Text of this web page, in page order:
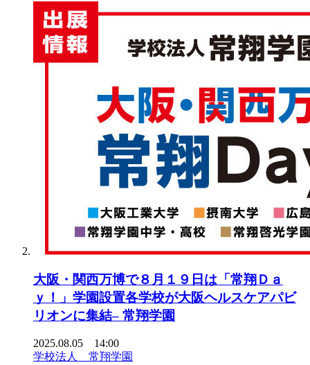
大阪・関西万博で８月１９日は「常翔Ｄａ
ｙ！」学園設置各学校が大阪ヘルスケアパビ
リオンに集結– 常翔学園
2025.08.05 14:00
学校法人 常翔学園